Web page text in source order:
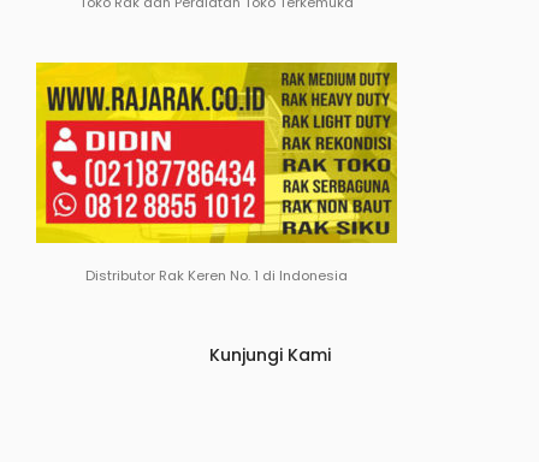
Distributor Rak Keren No. 1 di Indonesia
Kunjungi Kami